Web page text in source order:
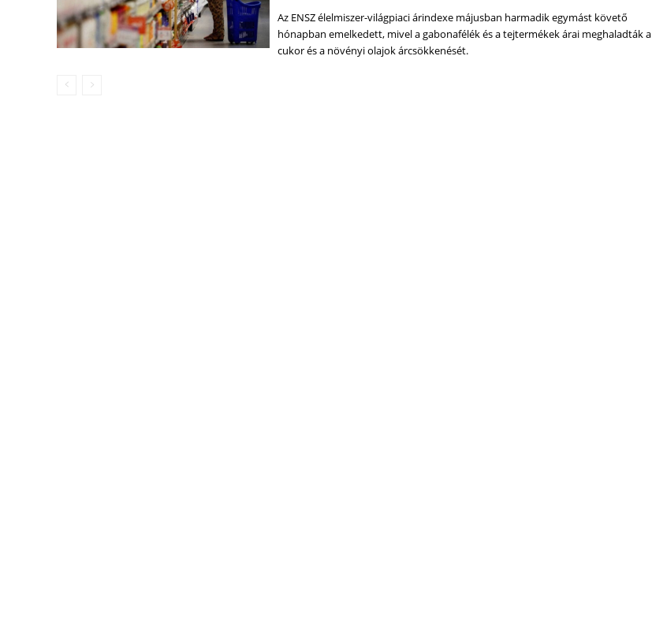
Az ENSZ élelmiszer-világpiaci árindexe májusban harmadik egymást követő
hónapban emelkedett, mivel a gabonafélék és a tejtermékek árai meghaladták a
cukor és a növényi olajok árcsökkenését.